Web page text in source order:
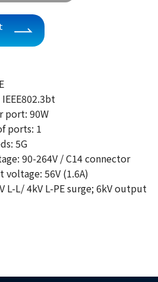
port: 90W
ports: 1
5G
90-264V / C14 connector
voltage: 56V (1.6A)
L-L/ 4kV L-PE surge; 6kV output